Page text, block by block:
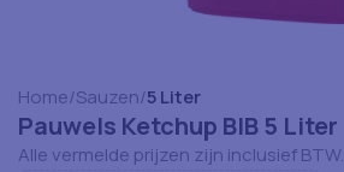
Home Sauzen 5 Liter
Pauwels Ketchup BIB 5 Liter
Alle vermelde prijzen zijn inclusief BTW.